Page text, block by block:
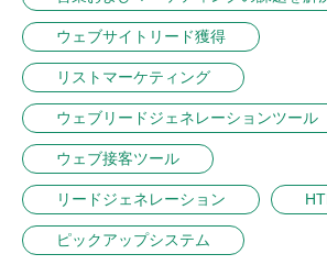
ウェブサイトリード獲得
リストマーケティング
ウェブリードジェネレーションツール
ウェブ接客ツール
リードジェネレーション
ピックアップシステム